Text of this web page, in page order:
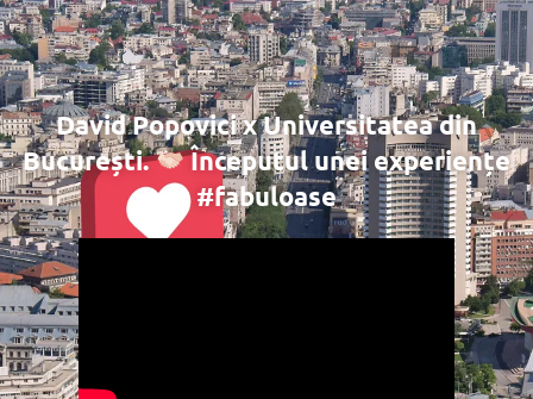
David Popovici x Universitatea din
București.
Începutul unei experiențe
#fabuloase